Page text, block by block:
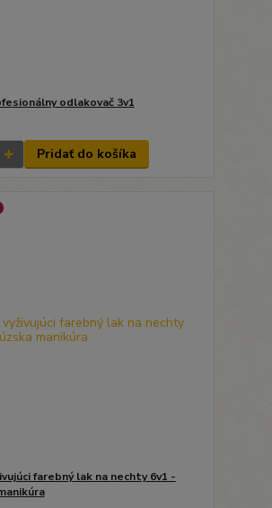
odlakovač 3v1
Pridať do košíka
farebný lak na nechty 6v1 -